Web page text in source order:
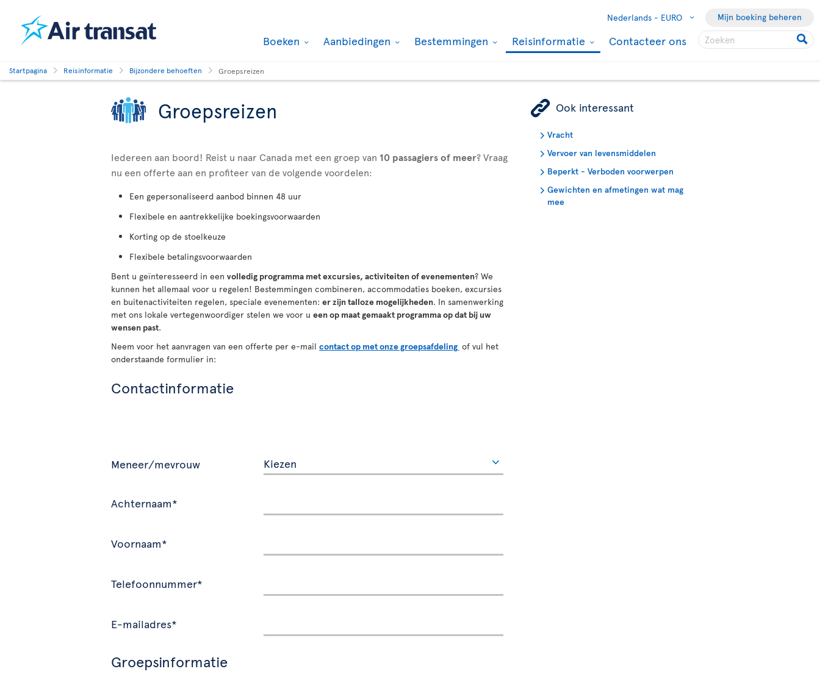
Nederlands - EURO Mijn boeking beheren
Boeken Aanbiedingen Bestemmingen Reisinformatie Contacteer ons
Startpagina Reisinformatie Bijzondere behoeften Groepsreizen
Groepsreizen
Iedereen aan boord! Reist u naar Canada met een groep van 10 passagiersof meer? Vraag
nu een offerte aan en profiteer van de volgende voordelen:
Een gepersonaliseerd aanbod binnen 48 uur
Flexibele en aantrekkelijke boekingsvoorwaarden
Korting op de stoelkeuze
Flexibele betalingsvoorwaarden
Bent u geïnteresseerd in een volledig programma met excursies, activiteitenofevenementen? We
kunnen het allemaal voor u regelen! Bestemmingen combineren, accommodaties boeken, excursies
en buitenactiviteiten regelen, speciale evenementen: er zijn talloze mogelijkheden. In samenwerking
met ons lokale vertegenwoordiger stelen we voor u een op maat gemaakt programma op dat bij uw
wensen past.
Neem voor het aanvragen van een offerte per e-mail contact op met onze groepsafdeling of vul het
onderstaande formulier in:
Contactinformatie
Meneer/mevrouw
Achternaam*
Voornaam*
Telefoonnummer*
E-mailadres*
Groepsinformatie
ÿ Ook interessant
Vracht
Vervoer van levensmiddelen
Beperkt - Verboden voorwerpen
Gewichten en afmetingen wat mag
mee